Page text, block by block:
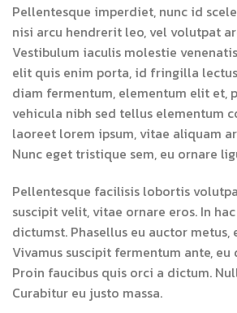
Pellentesque imperdiet, nunc id
nisi arcu hendrerit leo, vel volutpat
Vestibulum iaculis molestie
elit quis enim porta, id fringilla
diam fermentum, elementum elit et,
vehicula nibh sed tellus elementum
laoreet lorem ipsum, vitae aliquam
Nunc eget tristique sem, eu ornare
Pellentesque facilisis lobortis
suscipit velit, vitae ornare eros. In
dictumst. Phasellus eu auctor metus,
Vivamus suscipit fermentum ante,
Proin faucibus quis orci a dictum.
Curabitur eu justo massa.